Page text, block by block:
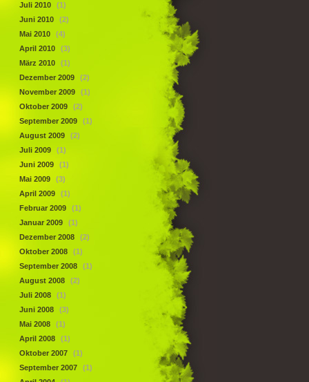
Juli 2010
(1)
Juni 2010
(2)
Mai 2010
(4)
April 2010
(3)
März 2010
(1)
Dezember 2009
(2)
November 2009
(1)
Oktober 2009
(2)
September 2009
(1)
August 2009
(2)
Juli 2009
(1)
Juni 2009
(1)
Mai 2009
(3)
April 2009
(1)
Februar 2009
(1)
Januar 2009
(1)
Dezember 2008
(2)
Oktober 2008
(1)
September 2008
(1)
August 2008
(2)
Juli 2008
(1)
Juni 2008
(3)
Mai 2008
(1)
April 2008
(1)
Oktober 2007
(1)
September 2007
(1)